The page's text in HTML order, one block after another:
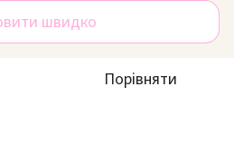
швидко
Порівняти